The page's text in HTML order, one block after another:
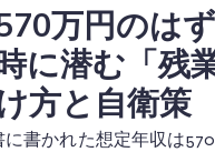
570万円のは
に潜む「残
方と自衛策
に書かれた想定年収は